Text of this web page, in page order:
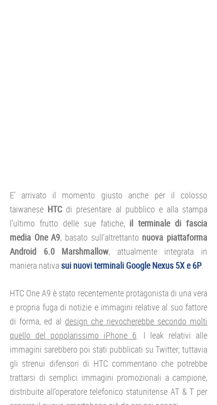
E’ arrivato il momento giusto anche per il colosso
taiwanese HTC di presentare al pubblico e alla stampa
l’ultimo frutto delle sue fatiche, il terminale di fascia
media One A9, basato sull’altrettanto nuova piattaforma
Android 6.0 Marshmallow, attualmente integrata in
maniera nativa sui nuovi terminali Google Nexus 5X e 6P.
HTC One A9 è stato recentemente protagonista di una vera
e propria fuga di notizie e immagini relative al suo fattore
di forma, ed al design che rievocherebbe secondo molti
quello del popolarissimo iPhone 6. I leak relativi alle
immagini sarebbero poi stati pubblicati su Twitter; tuttavia
gli strenui difensori di HTC commentano che potrebbe
trattarsi di semplici immagini promozionali a campione,
distribuite all’operatore telefonico statunitense AT & T per